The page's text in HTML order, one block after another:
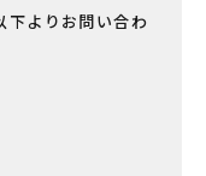
下よりお問い合わ